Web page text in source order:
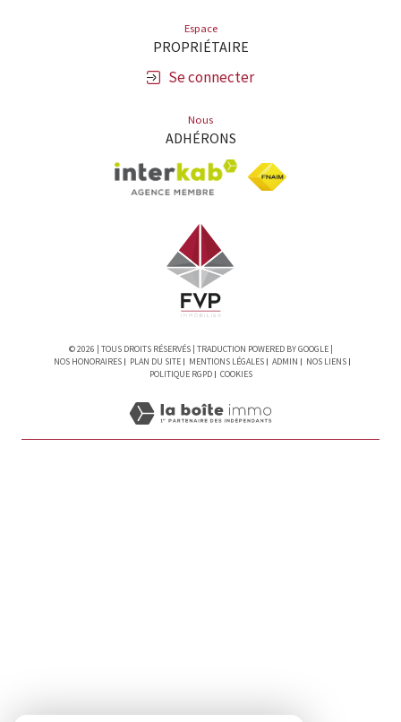
Espace
PROPRIÉTAIRE
Se connecter
Nous
ADHÉRONS
© 2026 | TOUS DROITS RÉSERVÉS | TRADUCTION POWERED BY GOOGLE |
NOS HONORAIRES
PLAN DU SITE MENTIONS LÉGALES ADMIN
NOS LIENS
POLITIQUE RGPD
COOKIES